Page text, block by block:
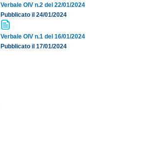
Verbale OIV n.2 del 22/01/2024
Pubblicato il 24/01/2024
Verbale OIV n.1 del 16/01/2024
Pubblicato il 17/01/2024